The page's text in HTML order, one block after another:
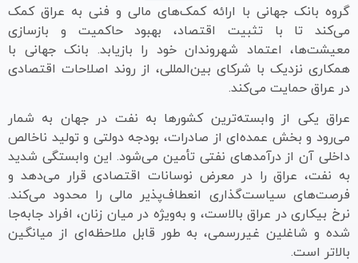
گروه بانک جهانی با ارائه کمک‌های مالی و فنی به عراق کمک
می‌کند تا با تثبیت اقتصاد، بهبود حاکمیت و بازسازی
معیشت‌ها، اعتماد شهروندان خود را بازیابد. بانک جهانی با
همکاری نزدیک با شرکای بین‌المللی، از روند اصلاحات اقتصادی
در عراق حمایت می‌کند.
عراق یکی از وابسته‌ترین کشورها به نفت در جهان به شمار
می‌رود و بخش عمده‌ای از صادرات، بودجه دولتی و تولید ناخالص
داخلی آن از درآمدهای نفتی تأمین می‌شود. این وابستگی شدید
به نفت، عراق را در معرض نوسانات اقتصادی قرار می‌دهد و
فرصت‌های سیاست‌گذاری انعطاف‌پذیر مالی را محدود می‌کند.
نرخ بیکاری در عراق بالاست، و به‌ویژه در میان زنان، افراد جابه‌جا
شده و شاغلین غیررسمی، به طور قابل ملاحظه‌ای از میانگین
بالاتر است.